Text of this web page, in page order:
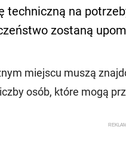
techniczną na
zostaną
miejscu muszą
osób, które mogą